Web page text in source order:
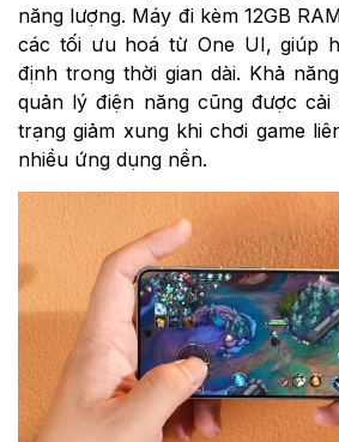
năng lượng. Máy đi kèm 12GB
các tối ưu hoá từ One UI, giúp
định trong thời gian dài. Khả
quản lý điện năng cũng được
trạng giảm xung khi chơi game
nhiều ứng dụng nền.